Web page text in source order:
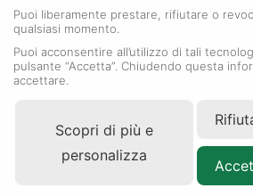
Puoi liberamente prestare, rifiutare o
qualsiasi momento.
Puoi acconsentire all’utilizzo di tali
pulsante “Accetta”. Chiudendo questa
accettare.
Scopri di più e
personalizza